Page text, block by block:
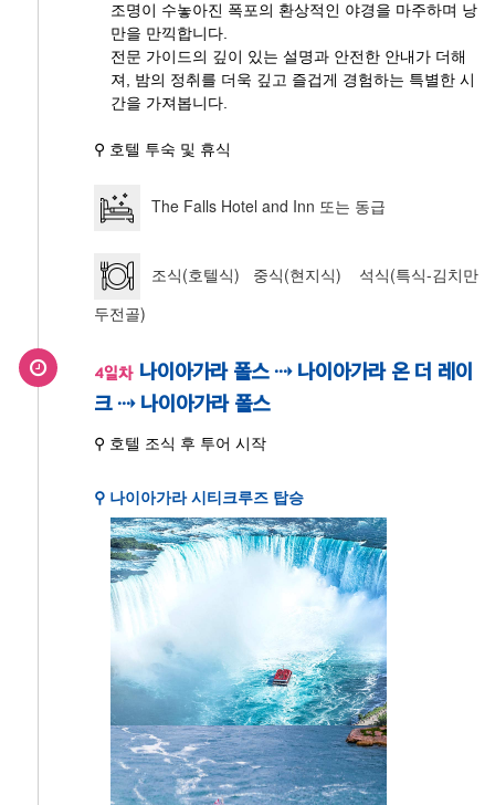
조명이 수놓아진 폭포의 환상적인 야경을 마주하며 낭
만을 만끽합니다.
전문 가이드의 깊이 있는 설명과 안전한 안내가 더해
져, 밤의 정취를 더욱 깊고 즐겁게 경험하는 특별한 시
간을 가져봅니다.
⚲ 호텔 투숙 및 휴식
The Falls Hotel and Inn 또는 동급
조식(호텔식) 중식(현지식) 석식(특식-김치만
두전골)
4일차 나이아가라 폴스 ⇢ 나이아가라 온 더 레이
크 ⇢ 나이아가라 폴스
⚲ 호텔 조식 후 투어 시작
⚲ 나이아가라 시티크루즈 탑승